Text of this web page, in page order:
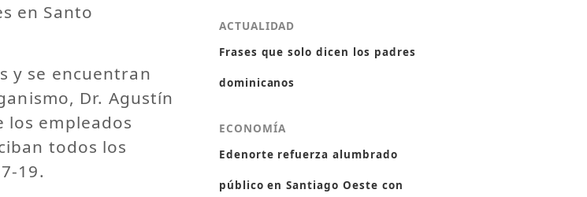
en Santo
y se encuentran
Dr. Agustín
empleados
todos los
19.
ACTUALIDAD
Frases que solo dicen los padres
dominicanos
ECONOMÍA
Edenorte refuerza alumbrado
público en Santiago Oeste con